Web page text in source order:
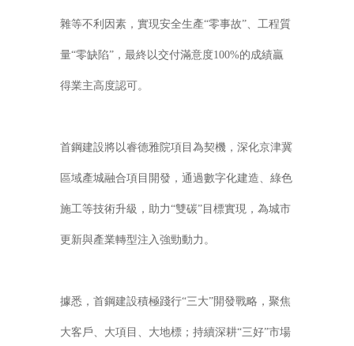
雜等不利因素，實現安全生產“零事故”、工程質
量“零缺陷”，最終以交付滿意度100%的成績贏
得業主高度認可。
首鋼建設將以睿德雅院項目為契機，深化京津冀
區域產城融合項目開發，通過數字化建造、綠色
施工等技術升級，助力“雙碳”目標實現，為城市
更新與產業轉型注入強勁動力。
據悉，首鋼建設積極踐行“三大”開發戰略，聚焦
大客戶、大項目、大地標；持續深耕“三好”市場